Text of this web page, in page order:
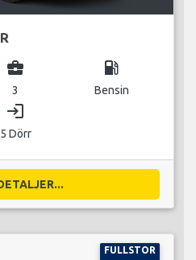
business_center
3
local_gas_station
Bensin
login
5 Dörr
FULLSTOR